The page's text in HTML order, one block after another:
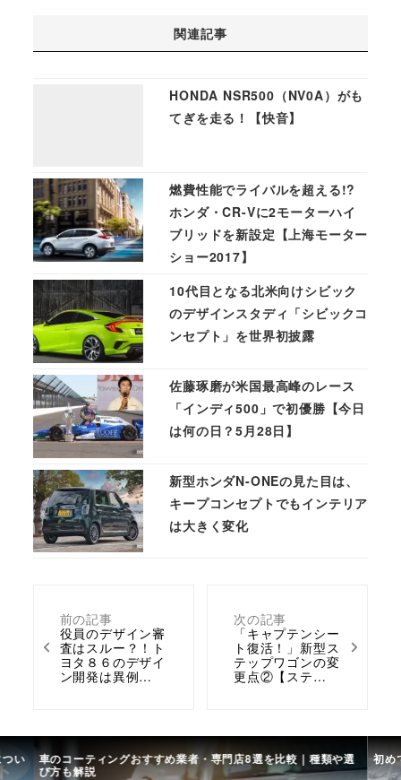
前の記事
役員のデザイン審
査はスルー？！ト
ヨタ８６のデザイ
ン開発は異例…
次の記事
「キャプテンシー
ト復活！」新型ス
テップワゴンの変
更点②【ステ…
関連記事
HONDA NSR500（NV0A）がも
てぎを走る！【快音】
燃費性能でライバルを超える!?
ホンダ・CR-Vに2モーターハイ
ブリッドを新設定【上海モーター
ショー2017】
10代目となる北米向けシビック
のデザインスタディ「シビックコ
ンセプト」を世界初披露
佐藤琢磨が米国最高峰のレース
「インディ500」で初優勝【今日
は何の日？5月28日】
新型ホンダN-ONEの見た目は、
キープコンセプトでもインテリア
は大きく変化
い 車のコーティングおすすめ業者・専門店8選を比較｜種類や選
び方も解説
初め